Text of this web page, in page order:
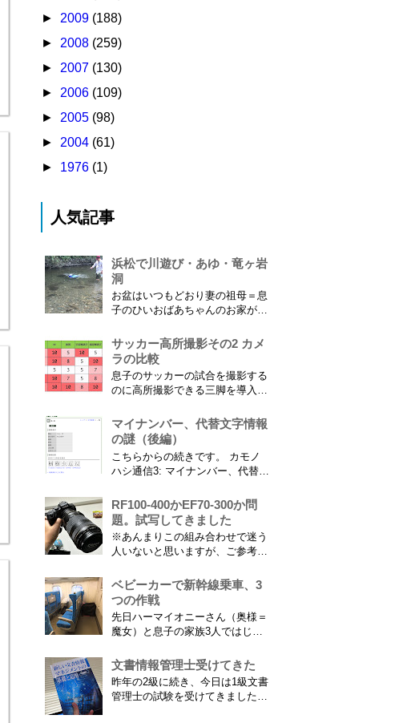
► 2009 (188)
► 2008 (259)
► 2007 (130)
► 2006 (109)
► 2005 (98)
► 2004 (61)
► 1976 (1)
人気記事
浜松で川遊び・あゆ・竜ヶ岩
洞
お盆はいつもどおり妻の祖母＝息
子のひいおばあちゃんのお家があ
ばあちゃんがご健在なのはとって
もありがたいことです。 5歳vs88
歳 ひいおばあちゃんとの対決！
カモノハシ通信3 神宮寺川で水遊
び、下の方に動画も付けてます
サッカー高所撮影その2 カメ
ラの比較
息子のサッカーの試合を撮影する
のに高所撮影できる三脚を導入し
さからフィールド全体（少年用な
ので大人用の半分の大きさです）
を撮影できればカメラを放置して
の撮影ができますし、選手のポジ
ショニングを俯瞰で見てあとから
問題...
マイナンバー、代替文字情報
の謎（後編）
こちらからの続きです。 カモノ
ハシ通信3: マイナンバー、代替文
供の名前に使える漢字には制限が
あります。たまに使える漢字が増
えたり減ったりしてニュースにな
ってますよね。（2015年１月には
「巫」の字が人名漢字に追加され
RF100-400かEF70-300か問
題。試写してきました
※あんまりこの組み合わせで迷う
人いないと思いますが、ご参考に
とにご注意ください。 息子がサ
ッカーを始めたことで望遠レンズ
をつけての撮影機会がまた増えて
きました。使っているのは EF70-
300mm F4-5.6 IS USM というレ
ベビーカーで新幹線乗車、3
つの作戦
先日ハーマイオニーさん（奥様＝
魔女）と息子の家族3人ではじめ
た。息子はまだ8ヶ月なので基本
ヒザの上なのですが、問題はベビ
ーカーをどうするか。色々事前に
調べたことと、実際に乗ってわか
文書情報管理士受けてきた
昨年の2級に続き、今日は1級文書
管理士の試験を受けてきました。